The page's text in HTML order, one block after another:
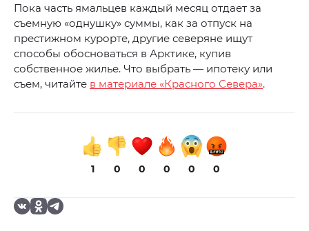
Пока часть ямальцев каждый месяц отдает за
съемную «однушку» суммы, как за отпуск на
престижном курорте, другие северяне ищут
способы обосноваться в Арктике, купив
собственное жилье. Что выбрать — ипотеку или
съем, читайте в материале «Красного Севера».
1 0 0 0 0 0